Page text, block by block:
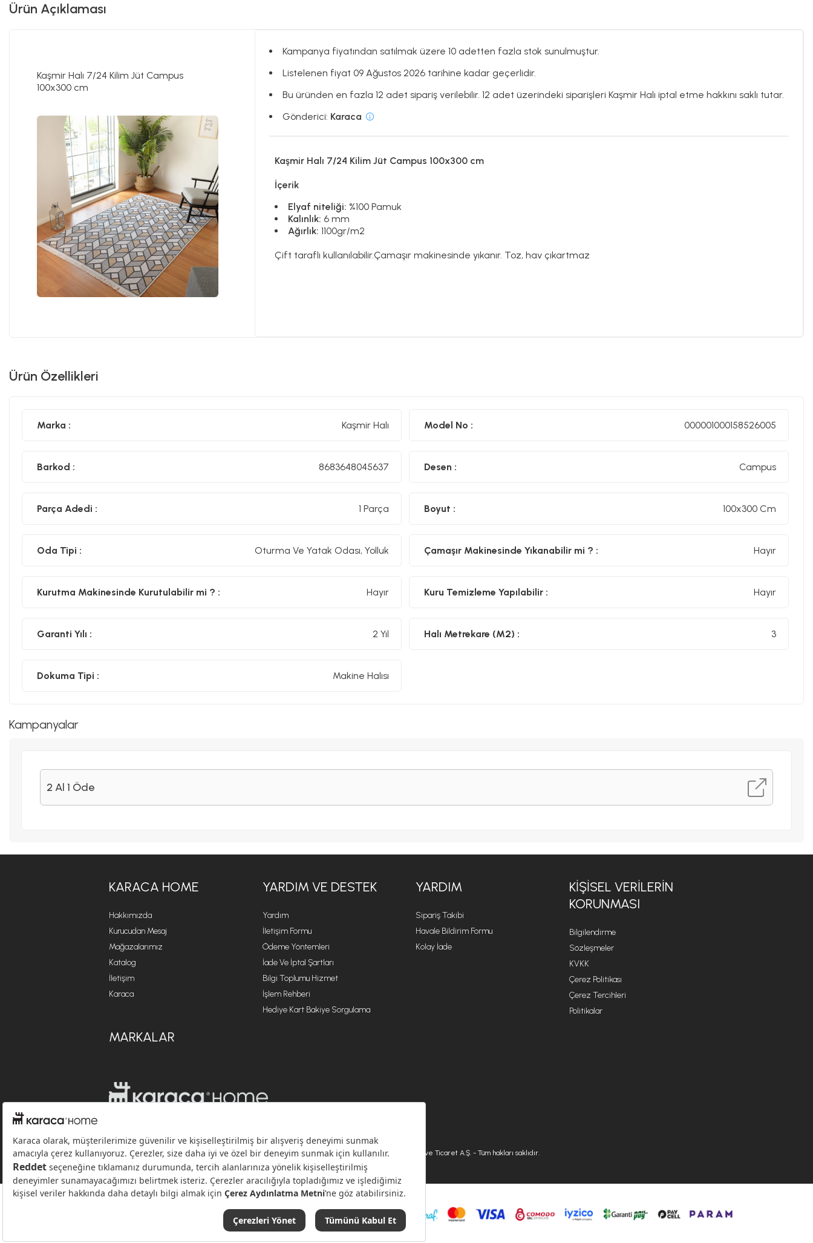
Ürün Açıklaması
Kaşmir Halı 7/24 Kilim Jüt Campus
100x300 cm
Kampanya fiyatından satılmak üzere 10 adetten fazla stok sunulmuştur.
Listelenen fiyat 09 Ağustos 2026 tarihine kadar geçerlidir.
Bu üründen en fazla 12 adet sipariş verilebilir. 12 adet üzerindeki siparişleri Kaşmir Halı iptal etme hakkını saklı tutar.
Gönderici: Karaca
Kaşmir Halı 7/24 Kilim Jüt Campus 100x300 cm
İçerik
Elyaf niteliği: %100 Pamuk
Kalınlık: 6 mm
Ağırlık: 1100gr/m2
Çift taraflı kullanılabilir.Çamaşır makinesinde yıkanır. Toz, hav çıkartmaz
Ürün Özellikleri
Marka : Kaşmir Halı Model No : 000001000158526005
Barkod : 8683648045637 Desen : Campus
Parça Adedi : 1 Parça Boyut : 100x300 Cm
Oda Tipi : Oturma Ve Yatak Odası, Yolluk Çamaşır Makinesinde Yıkanabilir mi ? : Hayır
Kurutma Makinesinde Kurutulabilir mi ? : Hayır Kuru Temizleme Yapılabilir : Hayır
Garanti Yılı : 2 Yıl Halı Metrekare (M2) : 3
Dokuma Tipi : Makine Halısı
Kampanyalar
2 Al 1 Öde
KARACA HOME
Hakkımızda
Kurucudan Mesaj
Mağazalarımız
Katalog
İletişim
Karaca
YARDIM VE DESTEK
Yardım
İletişim Formu
Ödeme Yöntemleri
İade Ve İptal Şartları
Bilgi Toplumu Hizmet
İşlem Rehberi
Hediye Kart Bakiye Sorgulama
YARDIM
Sipariş Takibi
Havale Bildirim Formu
Kolay İade
KİŞİSEL VERİLERİN
KORUNMASI
Bilgilendirme
Sözleşmeler
KVKK
Çerez Politikası
Çerez Tercihleri
Politikalar
MARKALAR
© 2026 Karaca Home Collection Tekstil Sanayi ve Ticaret A.Ş. - Tüm hakları saklıdır.